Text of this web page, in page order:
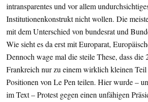
intransparentes und vor allem
Institutionenkonstrukt nicht wollen. Die
mit dem Unterschied von bundesrat und
Wie sieht es da erst mit Europarat,
Dennoch wage mal die steile These, dass
Frankreich nur zu einem wirklich kleinen
Positionen von Le Pen teilen. Hier wurde –
im Text – Protest gegen einen unfähigen